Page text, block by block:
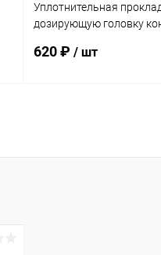
Уплотнительная
дозирующую головку
620 ₽ / шт
В избранное